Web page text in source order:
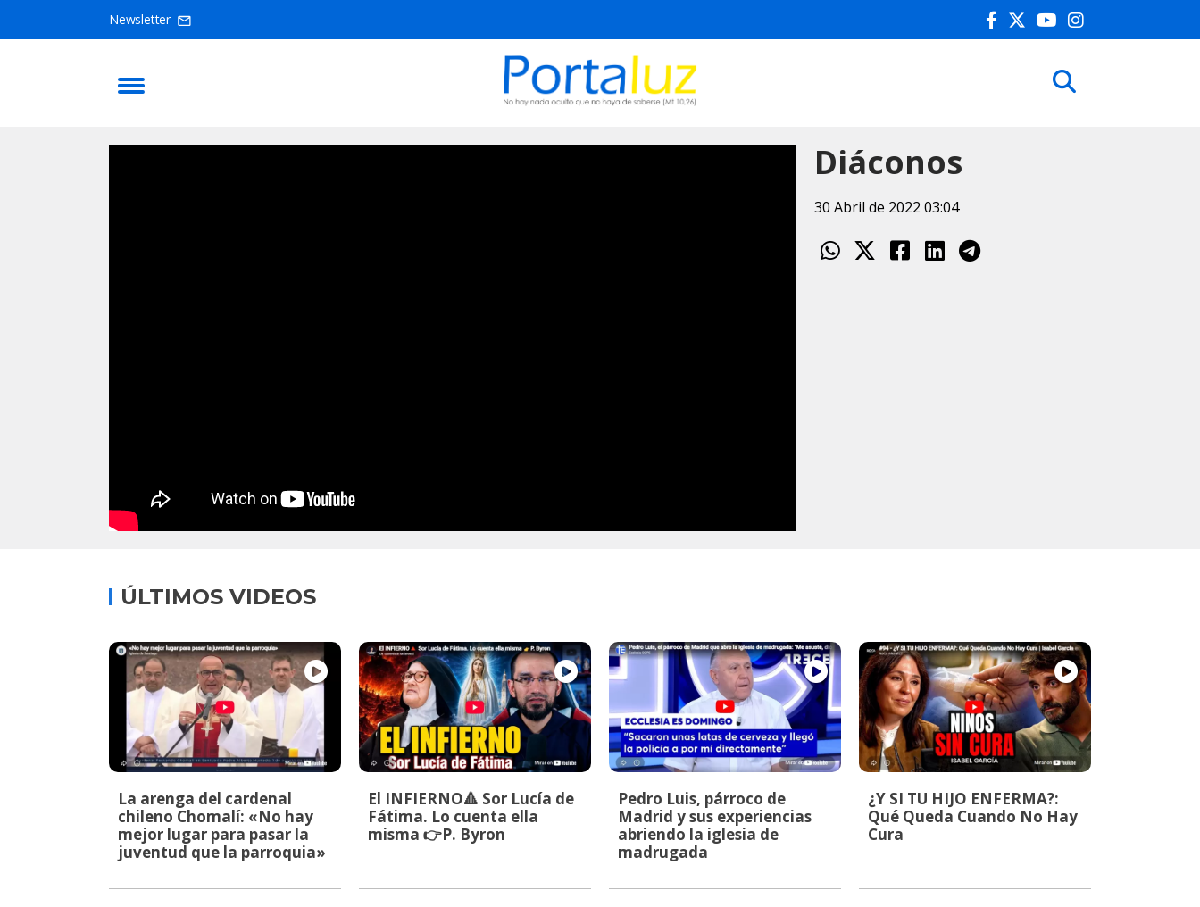
Newsletter
Diáconos
30 Abril de 2022 03:04
ÚLTIMOS VIDEOS
La arenga del cardenal
chileno Chomalí: «No hay
mejor lugar para pasar la
juventud que la parroquia»
El INFIERNO🔺 Sor Lucía de
Fátima. Lo cuenta ella
misma 👉P. Byron
Pedro Luis, párroco de
Madrid y sus experiencias
abriendo la iglesia de
madrugada
¿Y SI TU HIJO ENFERMA?:
Qué Queda Cuando No Hay
Cura